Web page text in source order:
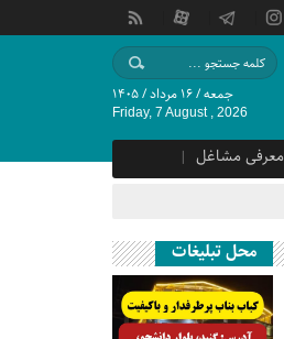
جمعه / ۱۶ مرداد / ۱۴۰۵
Friday, 7 August , 2026
معرفی مشاغل
محل تبلیغات